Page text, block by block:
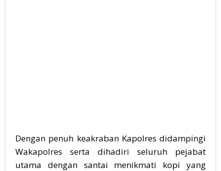
Dengan penuh keakraban Kapolres didampingi
Wakapolres serta dihadiri seluruh pejabat
utama dengan santai menikmati kopi yang